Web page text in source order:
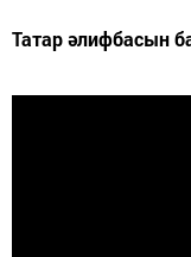
Татар әлифбасын